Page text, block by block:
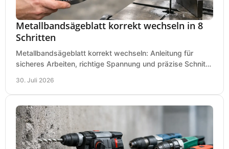
Metallbandsägeblatt korrekt wechseln in 8
Schritten
Metallbandsägeblatt korrekt wechseln: Anleitung für
sicheres Arbeiten, richtige Spannung und präzise Schnitte
30. Juli 2026